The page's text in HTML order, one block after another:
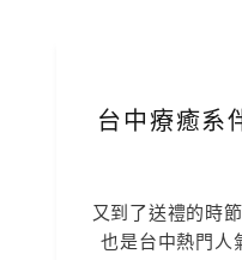
台中療癒系
又到了送禮的時
也是台中熱門人